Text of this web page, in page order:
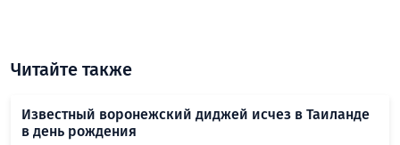
Читайте также
Известный воронежский диджей исчез в Таиланде
в день рождения